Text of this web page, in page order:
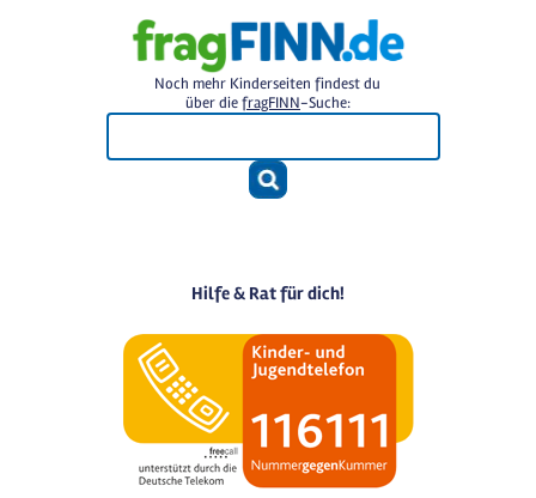
Noch mehr Kinderseiten findest du
über diefragFINN-Suche:
Hilfe & Rat für dich!